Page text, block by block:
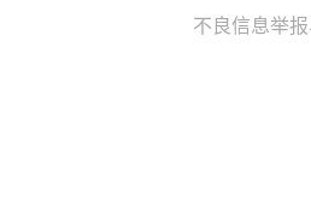
不良信息举